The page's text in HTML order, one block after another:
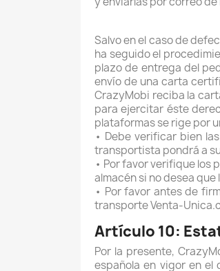
Salvo en el caso de
ha seguido el
plazo de entrega del
envío de una carta
CrazyMobi reciba la
para ejercitar éste
plataformas se rige por
• Debe verificar bien
transportista pondrá a
• Por favor verifique los
almacén si no desea
• Por favor antes de
transporte Venta-
Artículo 10:
Por la presente,
española en vigor en